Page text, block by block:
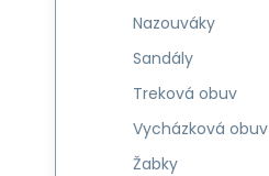
Nazouváky
Sandály
Treková obuv
Vycházková obuv
Žabky